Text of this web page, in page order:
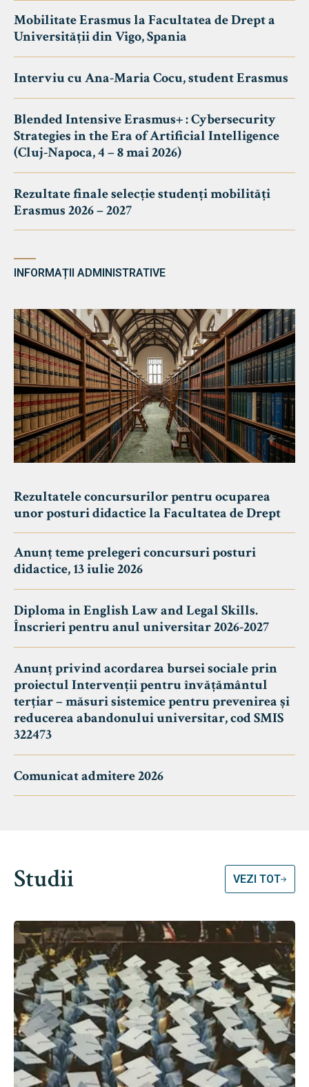
Mobilitate Erasmus la Facultatea de Drept a
Universității din Vigo, Spania
Interviu cu Ana-Maria Cocu, student Erasmus
Blended Intensive Erasmus+ : Cybersecurity
Strategies in the Era of Artificial Intelligence
(Cluj-Napoca, 4 – 8 mai 2026)
Rezultate finale selecție studenți mobilități
Erasmus 2026 – 2027
INFORMAȚII ADMINISTRATIVE
Rezultatele concursurilor pentru ocuparea
unor posturi didactice la Facultatea de Drept
Anunț teme prelegeri concursuri posturi
didactice, 13 iulie 2026
Diploma in English Law and Legal Skills.
Înscrieri pentru anul universitar 2026-2027
Anunț privind acordarea bursei sociale prin
proiectul Intervenții pentru învățământul
terțiar – măsuri sistemice pentru prevenirea și
reducerea abandonului universitar, cod SMIS
322473
Comunicat admitere 2026
Studii VEZI TOT